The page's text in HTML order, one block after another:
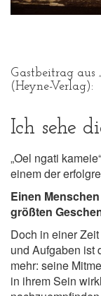
Gastbeitrag aus
(Heyne-Verlag):
Ich sehe
„Oel ngati
einem der
Einen
größten
Doch in einer
und Aufgaben ist
mehr: seine
in ihrem Sein